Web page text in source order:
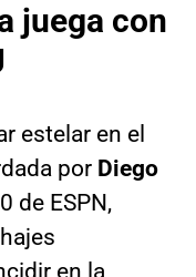
juega con
estelar en el
por Diego
de ESPN,